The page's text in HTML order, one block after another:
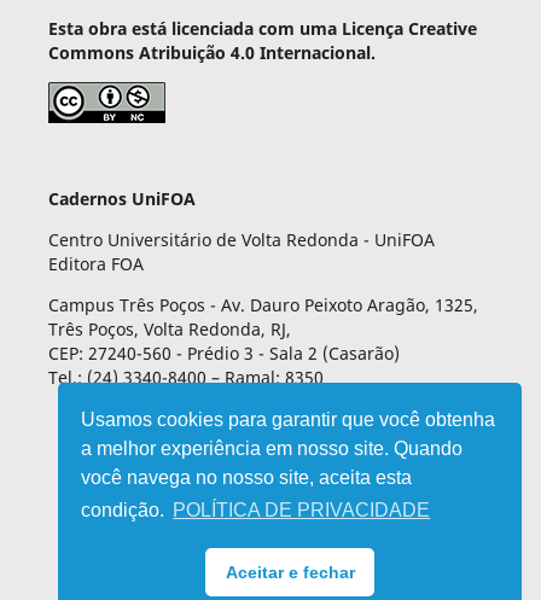
Usamos cookies para garantir que você obtenha
a melhor experiência em nosso site. Quando
você navega no nosso site, aceita esta
condição. POLÍTICA DE PRIVACIDADE
Aceitar e fechar
Esta obra está licenciada com uma Licença Creative
Commons Atribuição 4.0 Internacional.
Cadernos UniFOA
Centro Universitário de Volta Redonda - UniFOA
Editora FOA
Campus Três Poços - Av. Dauro Peixoto Aragão, 1325,
Três Poços, Volta Redonda, RJ,
CEP: 27240-560 - Prédio 3 - Sala 2 (Casarão)
Tel.: (24) 3340-8400 – Ramal: 8350